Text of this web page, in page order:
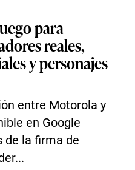
para
reales,
y personajes
entre Motorola y
en Google
de la firma de